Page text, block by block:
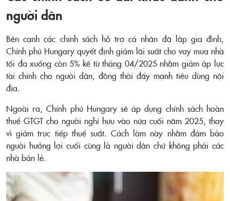
người dân
Bên cạnh các chính sách hỗ trợ cá nhân đã lập gia đình,
Chính phủ Hungary quyết định giảm lãi suất cho vay mua nhà
tối đa xuống còn 5% kể từ tháng 04/2025 nhằm giảm áp lực
tài chính cho người dân, đồng thời đẩy mạnh tiêu dùng nội
địa.
Ngoài ra, Chính phủ Hungary sẽ áp dụng chính sách hoàn
thuế GTGT cho người nghỉ hưu vào nửa cuối năm 2025, thay
vì giảm trực tiếp thuế suất. Cách làm này nhằm đảm bảo
người hưởng lợi cuối cùng là người dân chứ không phải các
nhà bán lẻ.